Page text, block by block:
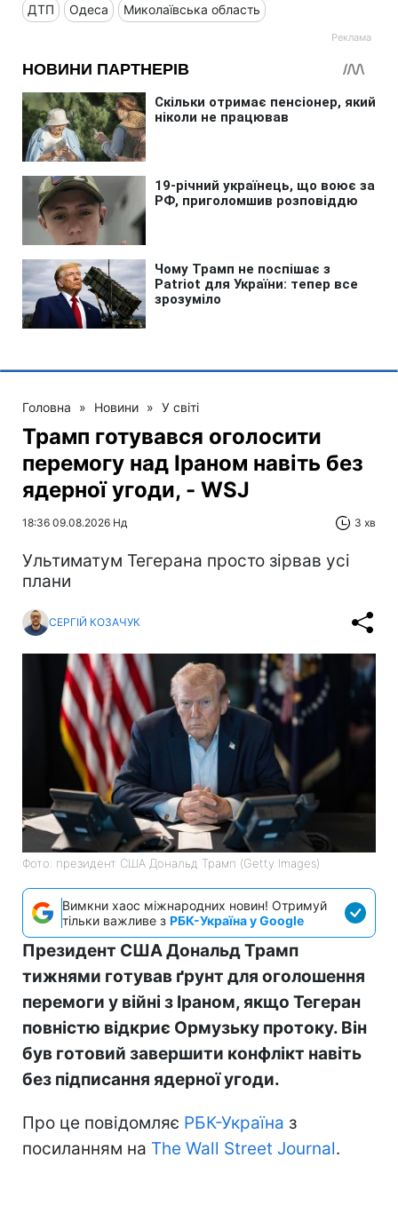
ДТП Одеса Миколаївська область
Головна » Новини » У світі
Трамп готувався оголосити
перемогу над Іраном навіть без
ядерної угоди, - WSJ
18:36 09.08.2026 Нд 3 хв
Ультиматум Тегерана просто зірвав усі
плани
СЕРГІЙ КОЗАЧУК
Фото: президент США Дональд Трамп (Getty Images)
Вимкни хаос міжнародних новин! Отримуй
тільки важливе з РБК-Україна у Google
Президент США Дональд Трамп
тижнями готував ґрунт для оголошення
перемоги у війні з Іраном, якщо Тегеран
повністю відкриє Ормузьку протоку. Він
був готовий завершити конфлікт навіть
без підписання ядерної угоди.
Про це повідомляє РБК-Україна з
посиланням на The Wall Street Journal.